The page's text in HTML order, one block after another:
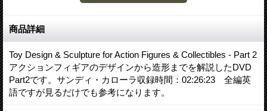
商品詳細
Toy Design & Sculpture for Action Figures & Collectibles - Part 2
アクションフィギアのデザインから造形までを解説したDVD
Part2です。サンディ・カローラ収録時間：02:26:23 全編英
語ですが見るだけでも参考になります。